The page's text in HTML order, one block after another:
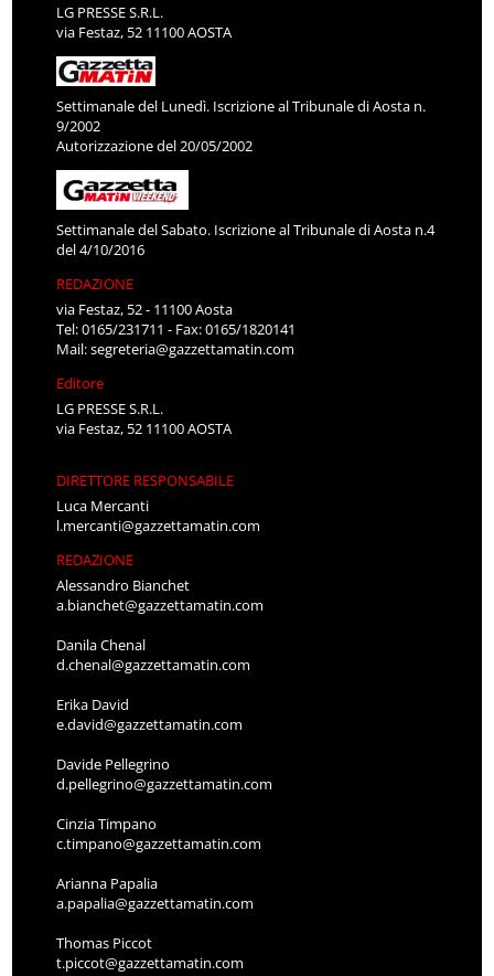
LG PRESSE S.R.L.
via Festaz, 52 11100 AOSTA
Settimanale del Lunedì. Iscrizione al Tribunale di Aosta n.
9/2002
Autorizzazione del 20/05/2002
Settimanale del Sabato. Iscrizione al Tribunale di Aosta n.4
del 4/10/2016
REDAZIONE
via Festaz, 52 - 11100 Aosta
Tel: 0165/231711 - Fax: 0165/1820141
Mail:segreteria@gazzettamatin.com
Editore
LG PRESSE S.R.L.
via Festaz, 52 11100 AOSTA
DIRETTORE RESPONSABILE
Luca Mercanti
l.mercanti@gazzettamatin.com
REDAZIONE
Alessandro Bianchet
a.bianchet@gazzettamatin.com
Danila Chenal
d.chenal@gazzettamatin.com
Erika David
e.david@gazzettamatin.com
Davide Pellegrino
d.pellegrino@gazzettamatin.com
Cinzia Timpano
c.timpano@gazzettamatin.com
Arianna Papalia
a.papalia@gazzettamatin.com
Thomas Piccot
t.piccot@gazzettamatin.com